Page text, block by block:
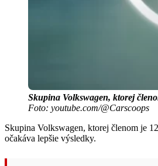
Skupina Volkswagen, ktorej
Foto: youtube.com/@Carscoops
Skupina Volkswagen, ktorej členom je
očakáva lepšie výsledky.